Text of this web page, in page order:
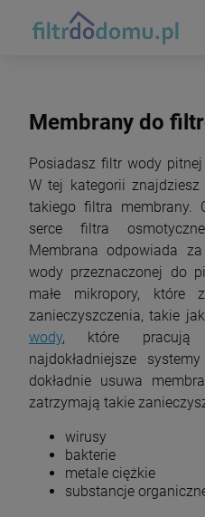
Membrany do
Posiadasz filtr wody
W tej kategorii
takiego filtra membrany.
serce filtra
Membrana odpowiada
wody przeznaczonej do
małe mikropory, które
zanieczyszczenia, takie
wody, które pracują
najdokładniejsze
dokładnie usuwa
zatrzymają takie
wirusy
bakterie
metale ciężkie
substancje